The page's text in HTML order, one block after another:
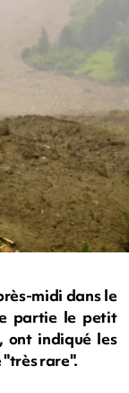
midi dans le
partie le petit
indiqué les
rare".